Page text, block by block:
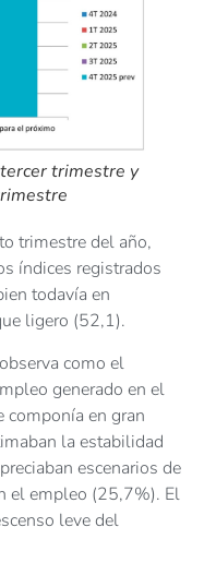
trimestre y
trimestre del año,
índices registrados
todavía en
ligero (52,1).
como el
generado en el
en gran
la estabilidad
escenarios de
el empleo (25,7%). El
leve del